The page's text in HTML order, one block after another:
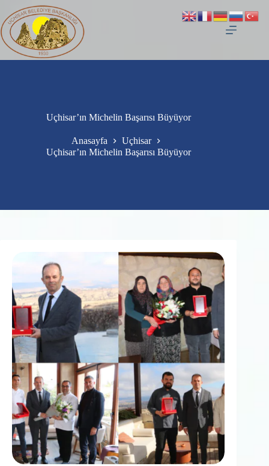
Uçhisar’ın Michelin Başarısı Büyüyor
Anasayfa
Uçhisar
Uçhisar’ın Michelin Başarısı Büyüyor